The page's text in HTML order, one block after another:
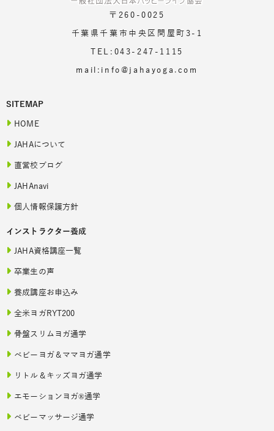
〒260-0025
千葉県千葉市中央区問屋町3-1
TEL:043-247-1115
mail:info@jahayoga.com
SITEMAP
HOME
JAHAについて
直営校ブログ
JAHAnavi
個人情報保護方針
インストラクター養成
JAHA資格講座一覧
卒業生の声
養成講座お申込み
全米ヨガRYT200
骨盤スリムヨガ通学
ベビーヨガ＆ママヨガ通学
リトル＆キッズヨガ通学
エモーションヨガ®通学
ベビーマッサージ通学